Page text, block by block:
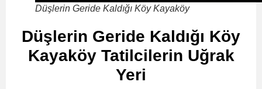
Düşlerin Geride Kaldığı Köy Kayaköy
Düşlerin Geride Kaldığı Köy
Kayaköy Tatilcilerin Uğrak
Yeri